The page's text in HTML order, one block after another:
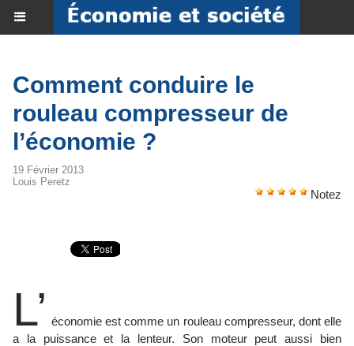
Comment conduire le
rouleau compresseur de
l’économie ?
19 Février 2013
Louis Peretz
Notez
L’ économie est comme un rouleau compresseur, dont elle
a la puissance et la lenteur. Son moteur peut aussi bien